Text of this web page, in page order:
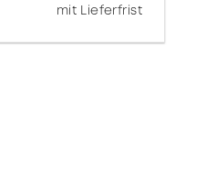
mit Lieferfrist